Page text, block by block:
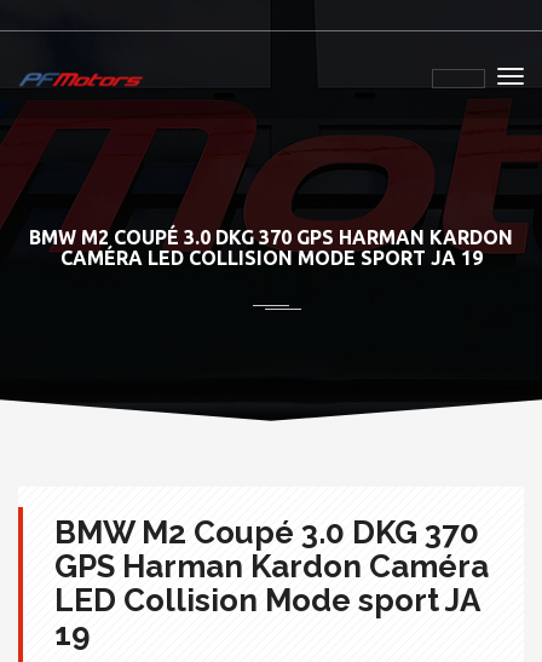
BMW M2 COUPÉ 3.0 DKG 370 GPS HARMAN KARDON
CAMÉRA LED COLLISION MODE SPORT JA 19
BMW M2 Coupé 3.0 DKG 370
GPS Harman Kardon Caméra
LED Collision Mode sport JA
19